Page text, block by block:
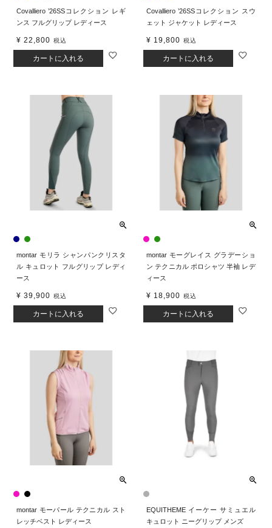
Covalliero ’26SSコレクション レギ
ンス フルグリップ レディース
¥ 22,800 税込
カートに入れる
Covalliero ’26SSコレクション スウ
ェット ジャケット レディース
¥ 19,800 税込
カートに入れる
montar モリラ シャンパンクリスタ
ル キュロット フルグリップ レディ
ース
¥ 39,900 税込
カートに入れる
montar モーグレイス グラデーショ
ン テクニカル ポロシャツ 半袖 レデ
ィース
¥ 18,900 税込
カートに入れる
montar モーパール テクニカル スト
レッチベスト レディース
EQUITHEME イーケー サミュエル
キュロット ニーグリップ メンズ